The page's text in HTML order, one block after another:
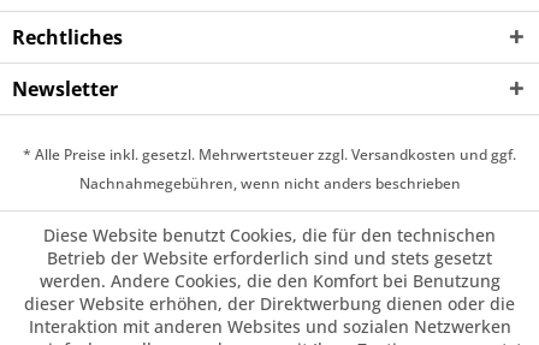
Rechtliches
Newsletter
* Alle Preise inkl. gesetzl. Mehrwertsteuer zzgl. Versandkosten und ggf.
Nachnahmegebühren, wenn nicht anders beschrieben
Diese Website benutzt Cookies, die für den technischen
Betrieb der Website erforderlich sind und stets gesetzt
werden. Andere Cookies, die den Komfort bei Benutzung
dieser Website erhöhen, der Direktwerbung dienen oder die
Interaktion mit anderen Websites und sozialen Netzwerken